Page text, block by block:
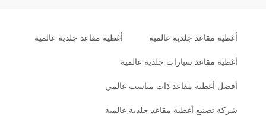
أغطية مقاعد جلدية عالمية أغطية مقاعد جلدية عالمية
أغطية مقاعد سيارات جلدية عالمية
أفضل أغطية مقاعد ذات مناسب عالمي
شركة تصنيع أغطية مقاعد جلدية عالمية